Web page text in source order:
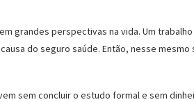
grandes perspectivas na vida. Um
do seguro saúde. Então, nesse
sem concluir o estudo formal e sem